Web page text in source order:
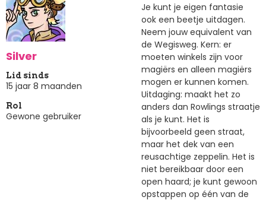
Silver
Lid sinds
15 jaar 8 maanden
Rol
Gewone gebruiker
Je kunt je eigen fantasie
ook een beetje uitdagen.
Neem jouw equivalent van
de Wegisweg. Kern: er
moeten winkels zijn voor
magiërs en alleen magiërs
mogen er kunnen komen.
Uitdaging: maakt het zo
anders dan Rowlings straatje
als je kunt. Het is
bijvoorbeeld geen straat,
maar het dek van een
reusachtige zeppelin. Het is
niet bereikbaar door een
open haard; je kunt gewoon
opstappen op één van de